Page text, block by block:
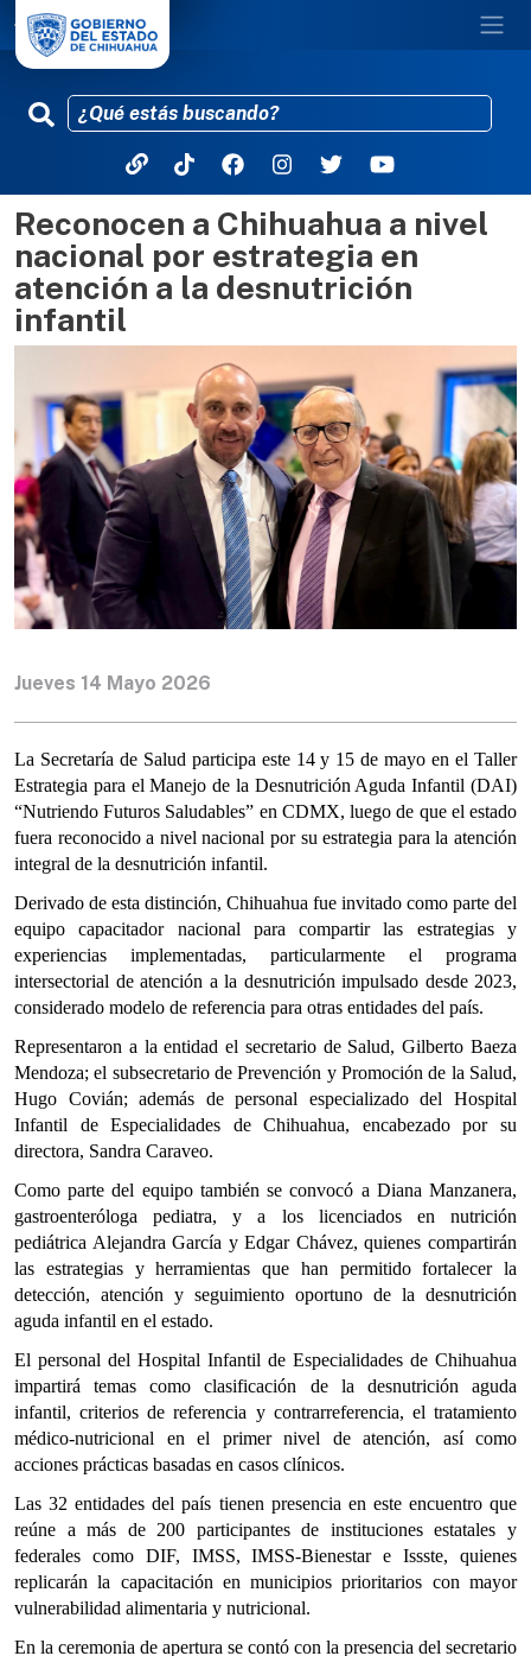
Pasar al contenido principal
Reconocen a Chihuahua a nivel
nacional por estrategia en
atención a la desnutrición
infantil
Jueves 14 Mayo 2026
La Secretaría de Salud participa este 14 y 15 de mayo en el Taller
Estrategia para el Manejo de la Desnutrición Aguda Infantil (DAI)
“Nutriendo Futuros Saludables” en CDMX, luego de que el estado
fuera reconocido a nivel nacional por su estrategia para la atención
integral de la desnutrición infantil.
Derivado de esta distinción, Chihuahua fue invitado como parte del
equipo capacitador nacional para compartir las estrategias y
experiencias implementadas, particularmente el programa
intersectorial de atención a la desnutrición impulsado desde 2023,
considerado modelo de referencia para otras entidades del país.
Representaron a la entidad el secretario de Salud, Gilberto Baeza
Mendoza; el subsecretario de Prevención y Promoción de la Salud,
Hugo Covián; además de personal especializado del Hospital
Infantil de Especialidades de Chihuahua, encabezado por su
directora, Sandra Caraveo.
Como parte del equipo también se convocó a Diana Manzanera,
gastroenteróloga pediatra, y a los licenciados en nutrición
pediátrica Alejandra García y Edgar Chávez, quienes compartirán
las estrategias y herramientas que han permitido fortalecer la
detección, atención y seguimiento oportuno de la desnutrición
aguda infantil en el estado.
El personal del Hospital Infantil de Especialidades de Chihuahua
impartirá temas como clasificación de la desnutrición aguda
infantil, criterios de referencia y contrarreferencia, el tratamiento
médico-nutricional en el primer nivel de atención, así como
acciones prácticas basadas en casos clínicos.
Las 32 entidades del país tienen presencia en este encuentro que
reúne a más de 200 participantes de instituciones estatales y
federales como DIF, IMSS, IMSS-Bienestar e Issste, quienes
replicarán la capacitación en municipios prioritarios con mayor
vulnerabilidad alimentaria y nutricional.
En la ceremonia de apertura se contó con la presencia del secretario